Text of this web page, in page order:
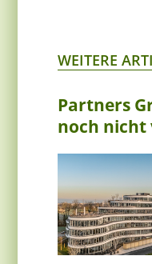
WEITERE
Partners
noch nicht